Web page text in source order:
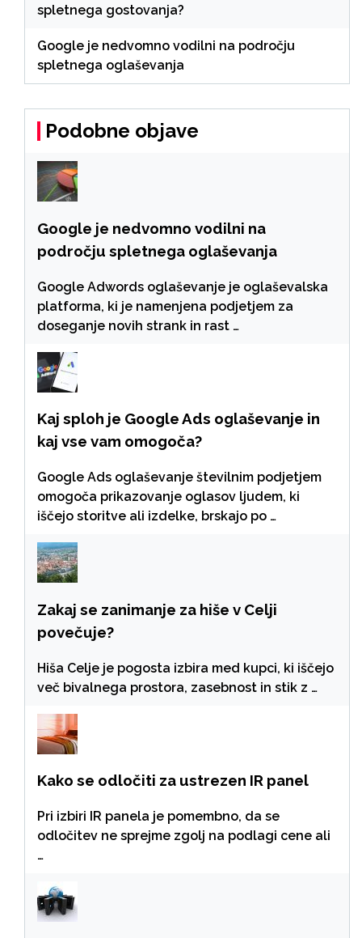
spletnega gostovanja?
Google je nedvomno vodilni na področju
spletnega oglaševanja
Podobne objave
Google je nedvomno vodilni na
področju spletnega oglaševanja
Google Adwords oglaševanje je oglaševalska
platforma, ki je namenjena podjetjem za
doseganje novih strank in rast …
Kaj sploh je Google Ads oglaševanje in
kaj vse vam omogoča?
Google Ads oglaševanje številnim podjetjem
omogoča prikazovanje oglasov ljudem, ki
iščejo storitve ali izdelke, brskajo po …
Zakaj se zanimanje za hiše v Celji
povečuje?
Hiša Celje je pogosta izbira med kupci, ki iščejo
več bivalnega prostora, zasebnost in stik z …
Kako se odločiti za ustrezen IR panel
Pri izbiri IR panela je pomembno, da se
odločitev ne sprejme zgolj na podlagi cene ali
…